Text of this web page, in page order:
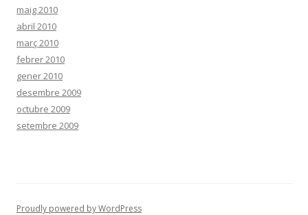
maig 2010
abril 2010
març 2010
febrer 2010
gener 2010
desembre 2009
octubre 2009
setembre 2009
Proudly powered by WordPress